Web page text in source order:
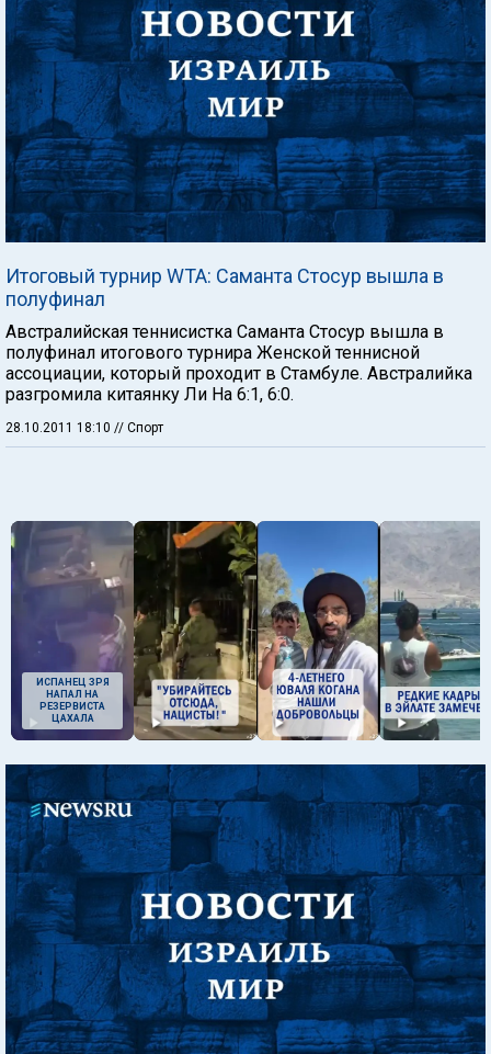
Итоговый турнир WTA: Саманта Стосур вышла в
полуфинал
Австралийская теннисистка Саманта Стосур вышла в
полуфинал итогового турнира Женской теннисной
ассоциации, который проходит в Стамбуле. Австралийка
разгромила китаянку Ли На 6:1, 6:0.
28.10.2011 18:10 // Спорт
ИСПАНЕЦ ЗРЯ
НАПАЛ НА
РЕЗЕРВИСТА
ЦАХАЛА